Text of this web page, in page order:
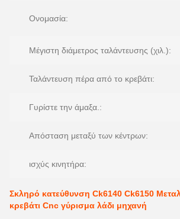
Ονομασία:
Μέγιστη διάμετρος ταλάντευσης (χιλ.):
Ταλάντευση πέρα από το κρεβάτι:
Γυρίστε την άμαξα.:
Απόσταση μεταξύ των κέντρων:
ισχύς κινητήρα:
Σκληρό κατεύθυνση Ck6140 Ck6150
κρεβάτι Cnc γύρισμα λάδι μηχανή